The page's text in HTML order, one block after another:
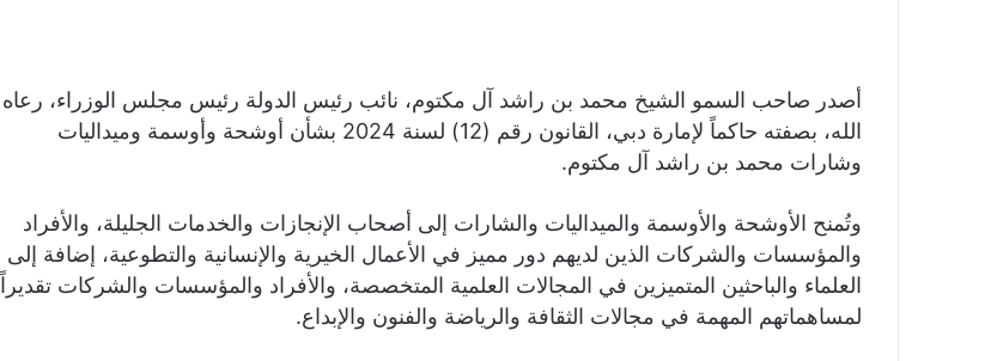
أصدر صاحب السمو الشيخ محمد بن راشد آل مكتوم، نائب رئيس الدولة رئيس مجلس الوزراء، رعاه
الله، بصفته حاكماً لإمارة دبي، القانون رقم (12) لسنة 2024 بشأن أوشحة وأوسمة وميداليات
وشارات محمد بن راشد آل مكتوم.
وتُمنح الأوشحة والأوسمة والميداليات والشارات إلى أصحاب الإنجازات والخدمات الجليلة، والأفراد
والمؤسسات والشركات الذين لديهم دور مميز في الأعمال الخيرية والإنسانية والتطوعية، إضافة إلى
العلماء والباحثين المتميزين في المجالات العلمية المتخصصة، والأفراد والمؤسسات والشركات تقديراً
لمساهماتهم المهمة في مجالات الثقافة والرياضة والفنون والإبداع.